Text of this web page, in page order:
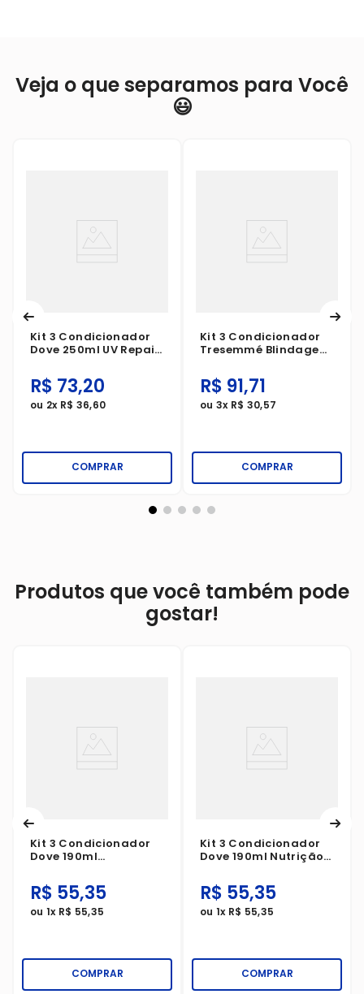
Veja o que separamos para Você
😃
Kit 3 Condicionador
Dove 250ml UV Repair
R$ 73,20
ou 2x R$ 36,60
COMPRAR
Kit 3 Condicionador
Tresemmé Blindagem
R$ 91,71
ou 3x R$ 30,57
COMPRAR
Produtos que você também pode
gostar!
Kit 3 Condicionador
Dove 190ml
Antioxi
R$ 55,35
ou 1x R$ 55,35
COMPRAR
Kit 3 Condicionador
Dove 190ml Nutrição
R$ 55,35
ou 1x R$ 55,35
COMPRAR